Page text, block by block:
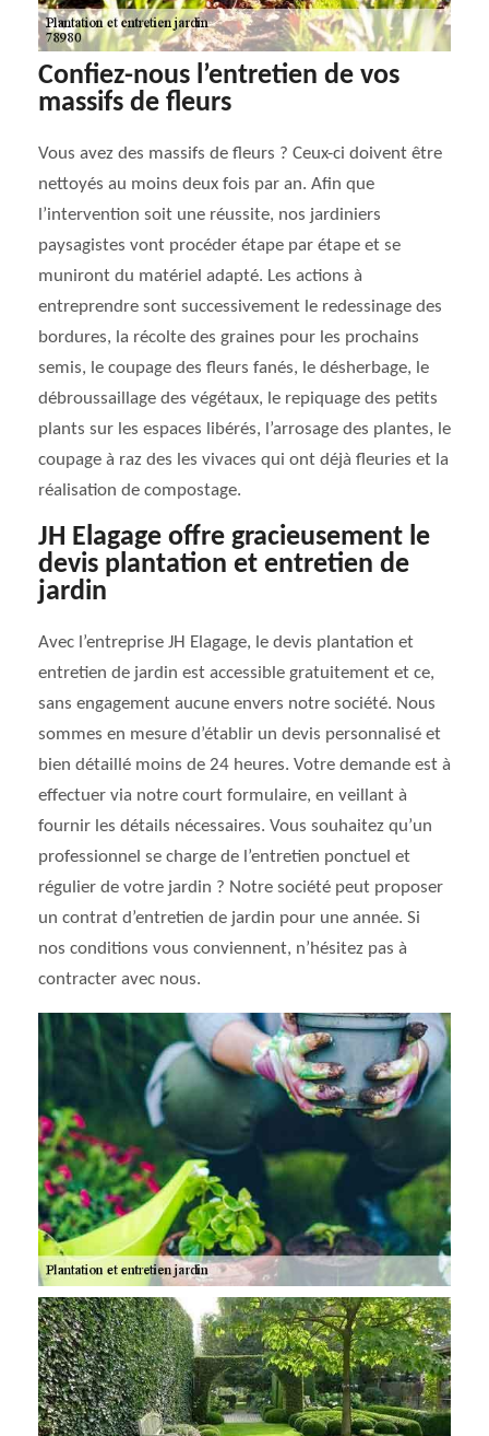
Confiez-nous l’entretien de vos
massifs de fleurs
Vous avez des massifs de fleurs ? Ceux-ci doivent être
nettoyés au moins deux fois par an. Afin que
l’intervention soit une réussite, nos jardiniers
paysagistes vont procéder étape par étape et se
muniront du matériel adapté. Les actions à
entreprendre sont successivement le redessinage des
bordures, la récolte des graines pour les prochains
semis, le coupage des fleurs fanés, le désherbage, le
débroussaillage des végétaux, le repiquage des petits
plants sur les espaces libérés, l’arrosage des plantes, le
coupage à raz des les vivaces qui ont déjà fleuries et la
réalisation de compostage.
JH Elagage offre gracieusement le
devis plantation et entretien de
jardin
Avec l’entreprise JH Elagage, le devis plantation et
entretien de jardin est accessible gratuitement et ce,
sans engagement aucune envers notre société. Nous
sommes en mesure d’établir un devis personnalisé et
bien détaillé moins de 24 heures. Votre demande est à
effectuer via notre court formulaire, en veillant à
fournir les détails nécessaires. Vous souhaitez qu’un
professionnel se charge de l’entretien ponctuel et
régulier de votre jardin ? Notre société peut proposer
un contrat d’entretien de jardin pour une année. Si
nos conditions vous conviennent, n’hésitez pas à
contracter avec nous.